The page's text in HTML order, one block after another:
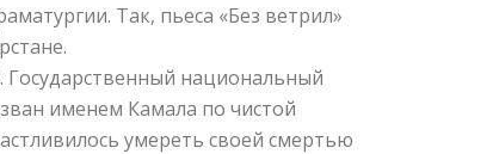
Так, пьеса «Без ветрил»
Государственный национальный
именем Камала по чистой
умереть своей смертью